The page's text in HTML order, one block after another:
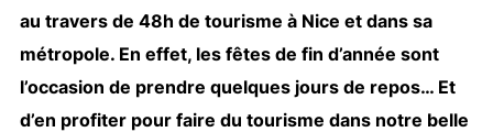
au travers de 48h de tourisme à Nice et dans sa
métropole. En effet, les fêtes de fin d’année sont
l’occasion de prendre quelques jours de repos… Et
d’en profiter pour faire du tourisme dans notre belle